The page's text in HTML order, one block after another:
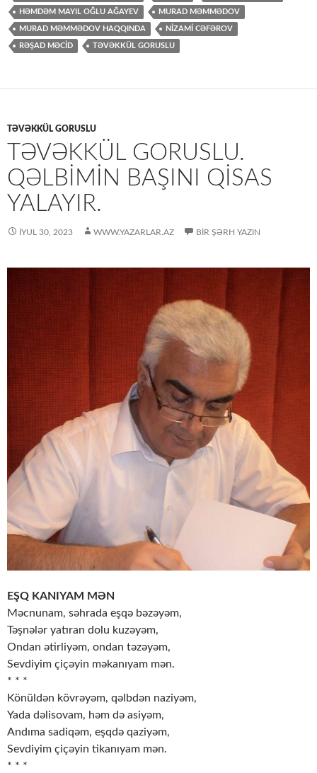
HƏMDƏM MAYIL OĞLU AĞAYEV MURAD MƏMMƏDOV
MURAD MƏMMƏDOV HAQQINDA NİZAMİ CƏFƏROV
RƏŞAD MƏCİD TƏVƏKKÜL GORUSLU
TƏVƏKKÜL GORUSLU
TƏVƏKKÜL GORUSLU.
QƏLBIMIN BAŞINI QISAS
YALAYIR.
İYUL 30, 2023 WWW.YAZARLAR.AZ BIR ŞƏRH YAZIN
EŞQ KANIYAM MƏN
Məcnunam, səhrada eşqə bəzəyəm,
Təşnələr yatıran dolu kuzəyəm,
Ondan ətirliyəm, ondan təzəyəm,
Sevdiyim çiçəyin məkanıyam mən.
* * *
Könüldən kövrəyəm, qəlbdən naziyəm,
Yada dəlisovam, həm də asiyəm,
Andıma sadiqəm, eşqdə qaziyəm,
Sevdiyim çiçəyin tikanıyam mən.
* * *